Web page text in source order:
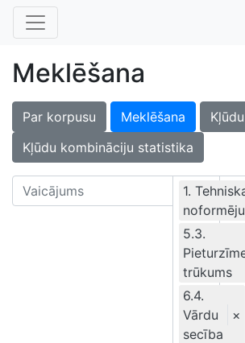
Meklēšana
Par korpusu Meklēšana
Kļūdu kombināciju statistika
1.
5.3.
trūkums
6.4.
Vārdu
secība
×